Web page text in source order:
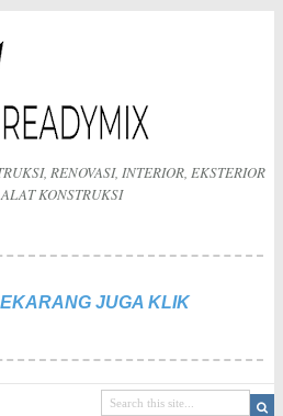
RENOVASI, INTERIOR, EKSTERIOR
KONSTRUKSI
JUGA KLIK